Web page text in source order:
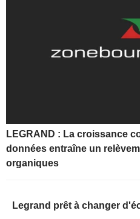
LEGRAND : La croissance
données entraîne un
organiques
Legrand prêt à changer